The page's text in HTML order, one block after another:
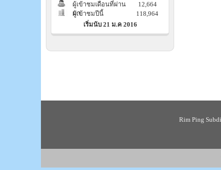
ผู้เข้าชมเดือนที่ผ่าน
มา
12,664
ผู้เข้าชมปีนี้
118,964
เริ่มนับ 21 ม.ค 2016
Rim Ping